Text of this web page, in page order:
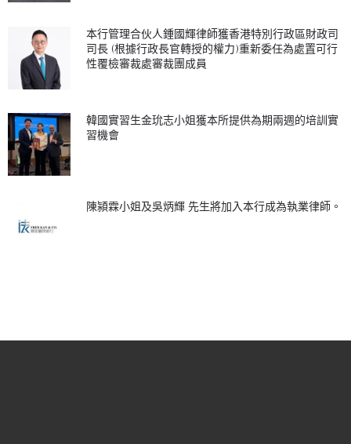
本行管理合伙人鍾國輝律師獲香港特別行政區財政司
司長 (根據行政長官轉授的權力)重新委任為處置可行
性覆檢審裁處審裁團成員
韓國實習生金玧志小姐獲本所提供為期兩週的培訓實
習機會
陳潁霖小姐及吳炳輝 先生將加入本行成為執業律師。